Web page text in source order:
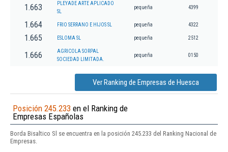
1.663
PLEYADE ARTE APLICADO
SL
pequeña 4399
1.664 FRIO SERRANO E HIJOS SL pequeña 4322
1.665 ESLOMA SL pequeña 2512
1.666
AGRICOLA SORPAL
SOCIEDAD LIMITADA.
pequeña 0150
Ver Ranking de Empresas de Huesca
Posición 245.233 en el Ranking de
Empresas Españolas
Borda Bisaltico Sl se encuentra en la posición 245.233 del Ranking Nacional de
Empresas.